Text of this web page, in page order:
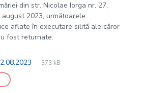
din str. Nicolae Iorga nr. 27,
2023, următoarele:
aflate în executare silită ale căror
fost returnate.
File
pdf
File
373 kB